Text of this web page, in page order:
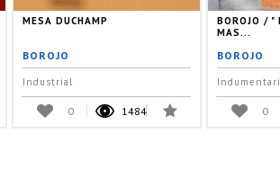
MESA DUCHAMP
BOROJO
Industrial
0 1484
BOROJO / "
MAS...
BOROJO
0